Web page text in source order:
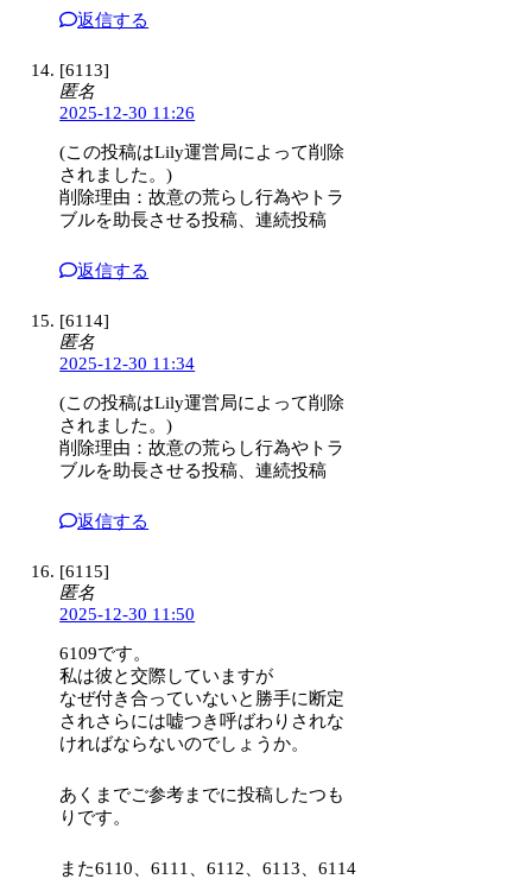
返信する
[6113]
匿名
2025-12-30 11:26
(この投稿はLily運営局によって削除
されました。)
削除理由：故意の荒らし行為やトラ
ブルを助長させる投稿、連続投稿
返信する
[6114]
匿名
2025-12-30 11:34
(この投稿はLily運営局によって削除
されました。)
削除理由：故意の荒らし行為やトラ
ブルを助長させる投稿、連続投稿
返信する
[6115]
匿名
2025-12-30 11:50
6109です。
私は彼と交際していますが
なぜ付き合っていないと勝手に断定
されさらには嘘つき呼ばわりされな
ければならないのでしょうか。
あくまでご参考までに投稿したつも
りです。
また6110、6111、6112、6113、6114